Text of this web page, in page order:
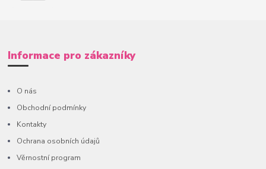
Informace pro zákazníky
O nás
Obchodní podmínky
Kontakty
Ochrana osobních údajů
Věrnostní program